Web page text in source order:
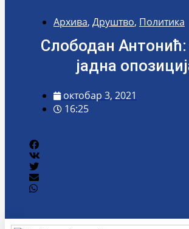
Архива, Друштво, Политика
Слободан
јадна
октобар 3, 2021
16:25